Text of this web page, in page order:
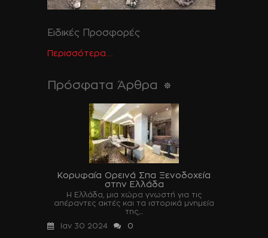
Ειδικές Προσφορές
Περισσότερα....
Πρόσφατα Άρθρα
Κορυφαία Ορεινά Σπα Ξενοδοχεία
στην Ελλάδα
Η Ελλάδα, μια χώρα γνωστή για τις
απέραντες ακτές και τα ιστορικά μνημεία
της,...
Ιαν 30 2024
0